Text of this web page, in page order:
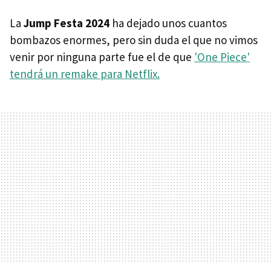
La Jump Festa 2024 ha dejado unos cuantos
bombazos enormes, pero sin duda el que no vimos
venir por ninguna parte fue el de que 'One Piece'
tendrá un remake para Netflix.